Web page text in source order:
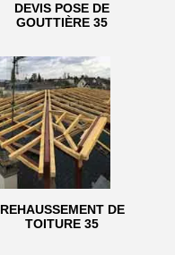
DEVIS POSE DE
GOUTTIÈRE 35
REHAUSSEMENT DE
TOITURE 35